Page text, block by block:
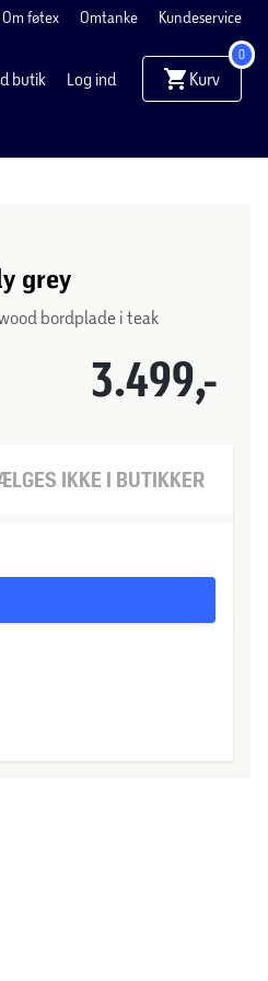
Om føtex Omtanke Kundeservice
butik Log ind Kurv
0
grey
bordplade i teak
3.499,-
IKKE I BUTIKKER